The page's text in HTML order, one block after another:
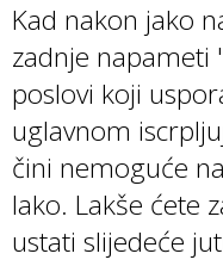
Kad nakon jako
zadnje napameti
poslovi koji
uglavnom
čini nemoguće
lako. Lakše ćete
ustati slijedeće